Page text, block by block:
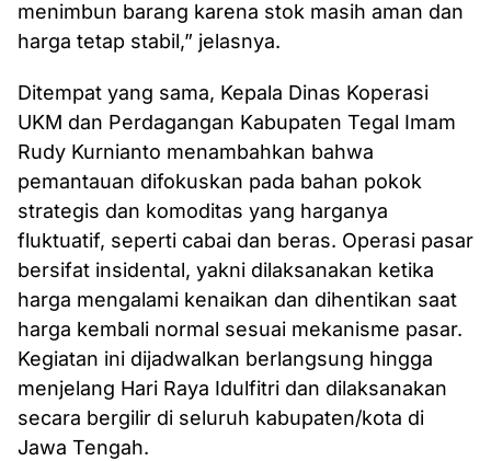
menimbun barang karena stok masih aman dan
harga tetap stabil,” jelasnya.
Ditempat yang sama, Kepala Dinas Koperasi
UKM dan Perdagangan Kabupaten Tegal Imam
Rudy Kurnianto menambahkan bahwa
pemantauan difokuskan pada bahan pokok
strategis dan komoditas yang harganya
fluktuatif, seperti cabai dan beras. Operasi pasar
bersifat insidental, yakni dilaksanakan ketika
harga mengalami kenaikan dan dihentikan saat
harga kembali normal sesuai mekanisme pasar.
Kegiatan ini dijadwalkan berlangsung hingga
menjelang Hari Raya Idulfitri dan dilaksanakan
secara bergilir di seluruh kabupaten/kota di
Jawa Tengah.